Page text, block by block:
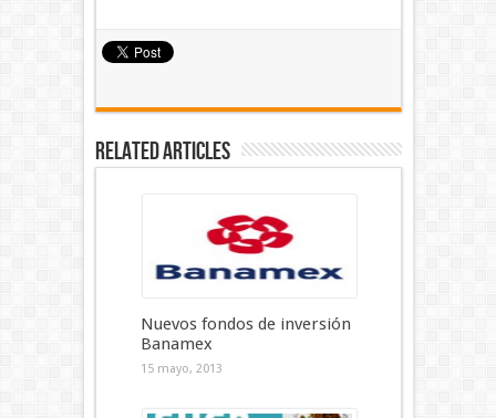
Related Articles
Nuevos fondos de inversión
Banamex
15 mayo, 2013